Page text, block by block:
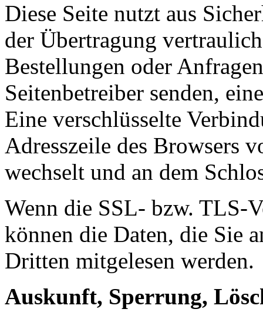
Diese Seite nutzt aus
der Übertragung
Bestellungen oder
Seitenbetreiber senden,
Eine verschlüsselte
Adresszeile des Browsers
wechselt und an dem
Wenn die SSL- bzw. TLS-
können die Daten, die Sie
Dritten mitgelesen werden.
Auskunft, Sperrung,